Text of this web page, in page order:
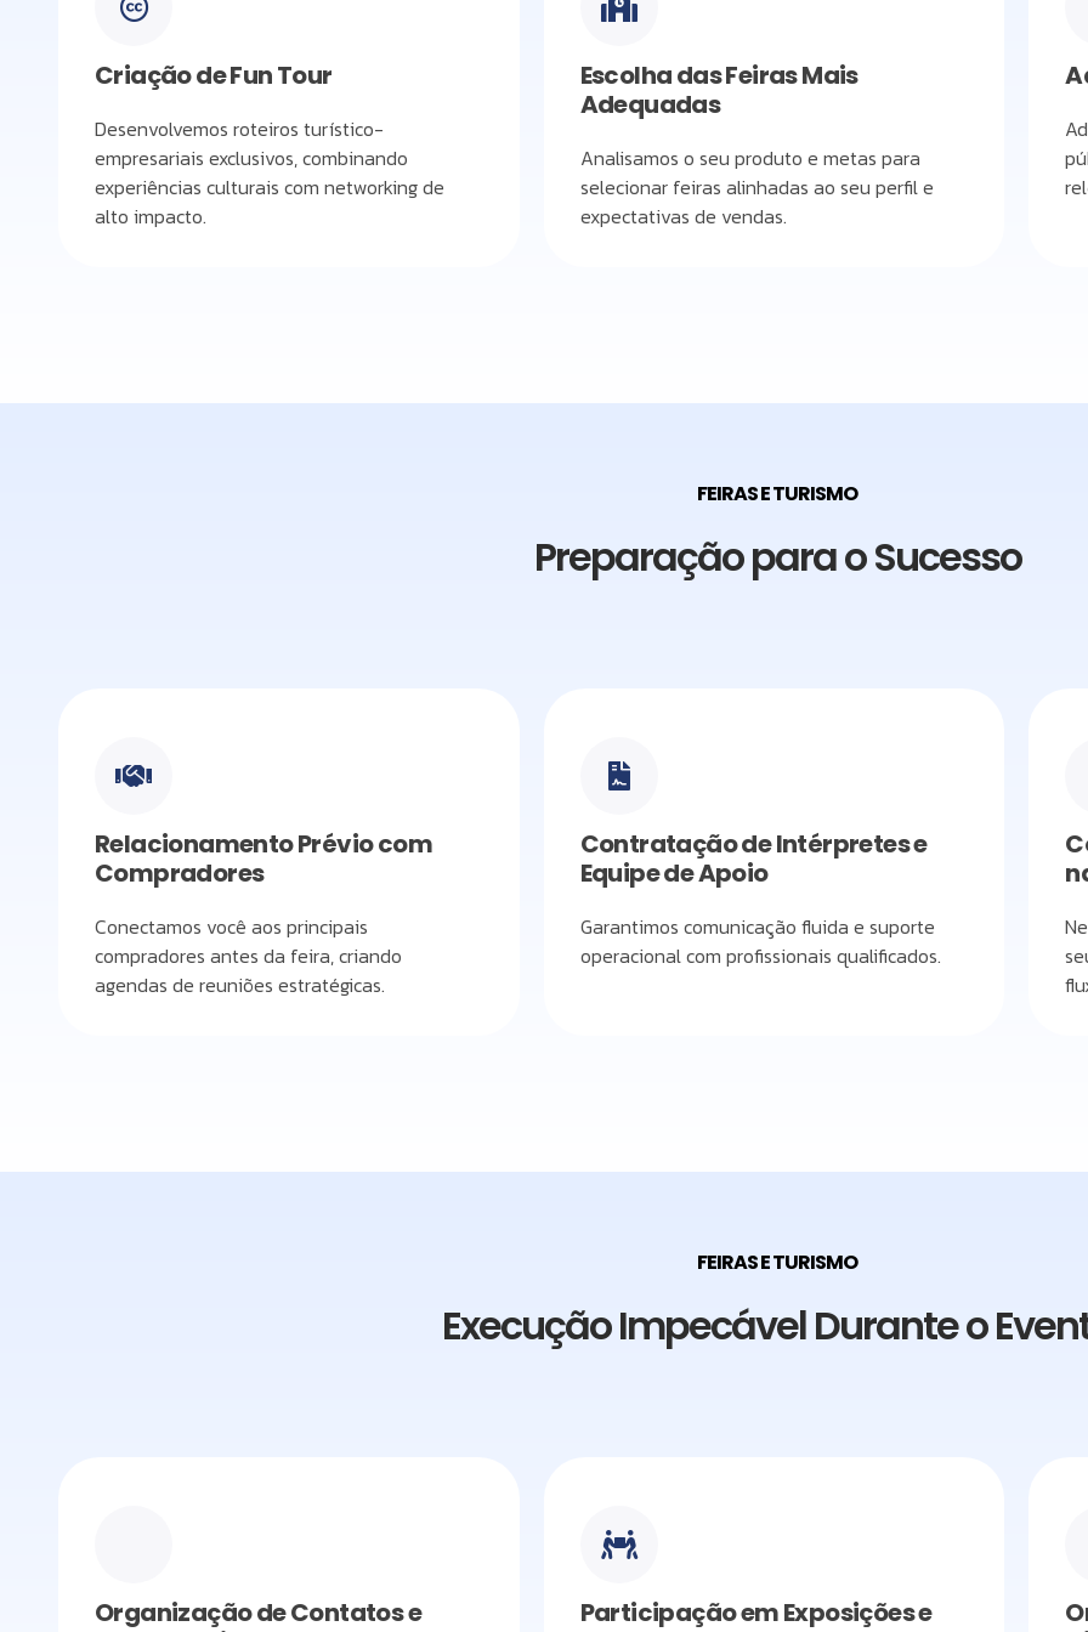
Criação de Fun Tour
Desenvolvemos roteiros turístico-
empresariais exclusivos, combinando
experiências culturais com networking de
alto impacto.
Escolha das Feiras Mais
Adequadas
Analisamos o seu produto e metas para
selecionar feiras alinhadas ao seu perfil e
expectativas de vendas.
FEIRAS E TURISMO
Preparação para o Sucesso
Relacionamento Prévio com
Compradores
Conectamos você aos principais
compradores antes da feira, criando
agendas de reuniões estratégicas.
Contratação de Intérpretes e
Equipe de Apoio
Garantimos comunicação fluida e suporte
operacional com profissionais qualificados.
FEIRAS E TURISMO
Execução Impecável Durante o
Organização de Contatos e
Participação em Exposições e